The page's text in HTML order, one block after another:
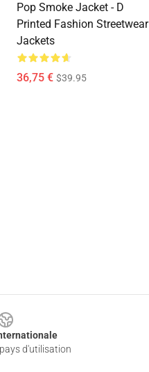
Pop Smoke Jacket - D
Printed Fashion Streetwear
Jackets
36,75 € $39.95
d'utilisation